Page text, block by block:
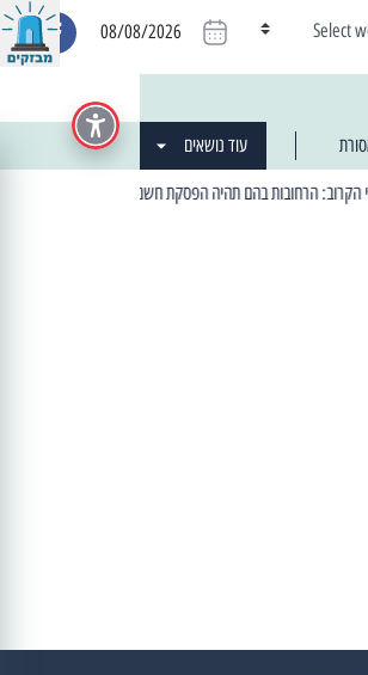
Select
08/08/2026
עוד נושאים